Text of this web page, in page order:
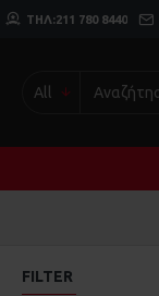
ΤΗΛ:211 780 8440
All
FILTER